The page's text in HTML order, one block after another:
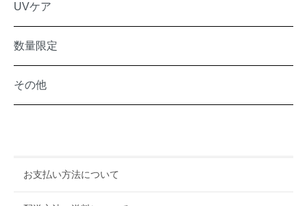
UVケア
数量限定
その他
お支払い方法について